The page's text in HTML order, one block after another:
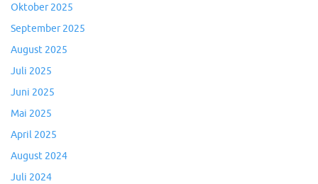
Oktober 2025
September 2025
August 2025
Juli 2025
Juni 2025
Mai 2025
April 2025
August 2024
Juli 2024